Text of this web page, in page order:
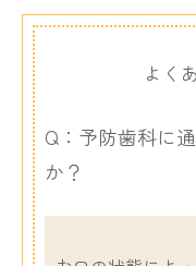
よく
Q：予防歯科に
か？